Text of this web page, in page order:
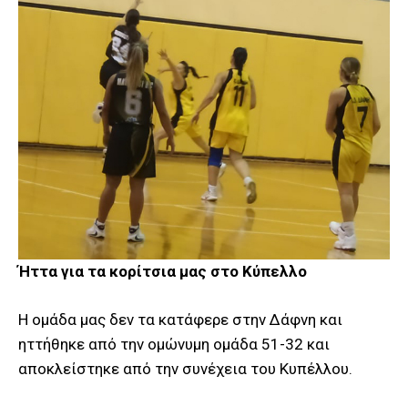
Ήττα για τα κορίτσια μας στο Κύπελλο
Η ομάδα μας δεν τα κατάφερε στην Δάφνη και
ηττήθηκε από την ομώνυμη ομάδα 51-32 και
αποκλείστηκε από την συνέχεια του Κυπέλλου.